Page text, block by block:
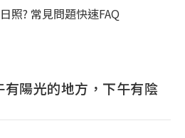
照? 常見問題快速FAQ
陽光的地方，下午有陰